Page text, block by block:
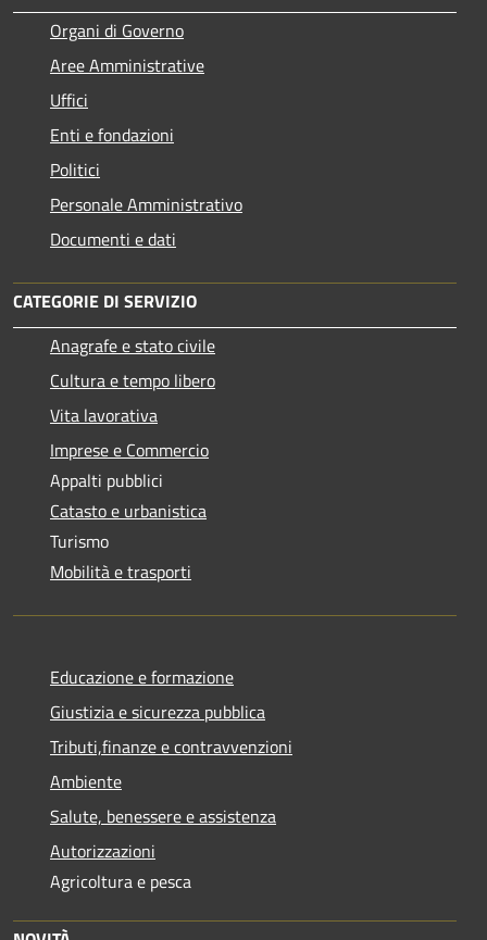
Organi di Governo
Aree Amministrative
Uffici
Enti e fondazioni
Politici
Personale Amministrativo
Documenti e dati
CATEGORIE DI SERVIZIO
Anagrafe e stato civile
Cultura e tempo libero
Vita lavorativa
Imprese e Commercio
Appalti pubblici
Catasto e urbanistica
Turismo
Mobilità e trasporti
Educazione e formazione
Giustizia e sicurezza pubblica
Tributi,finanze e contravvenzioni
Ambiente
Salute, benessere e assistenza
Autorizzazioni
Agricoltura e pesca